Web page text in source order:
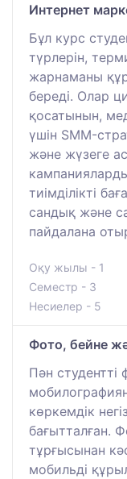
Интернет
Бұл курс
түрлерін,
жарнаманы
береді. Олар
қосатынын,
үшін SMM-
және жүзеге
тиімділікті
сандық және
пайдалана
Оқу жылы - 1
Семестр - 3
Несиелер - 5
Фото, бейне
Пән студентті
көркемдік
бағытталған.
тұрғысынан
мобильді